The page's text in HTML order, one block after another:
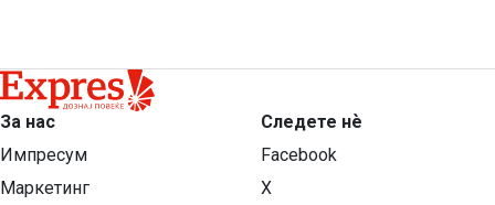
За нас
Импресум
Маркетинг
Следете нѐ
Facebook
X